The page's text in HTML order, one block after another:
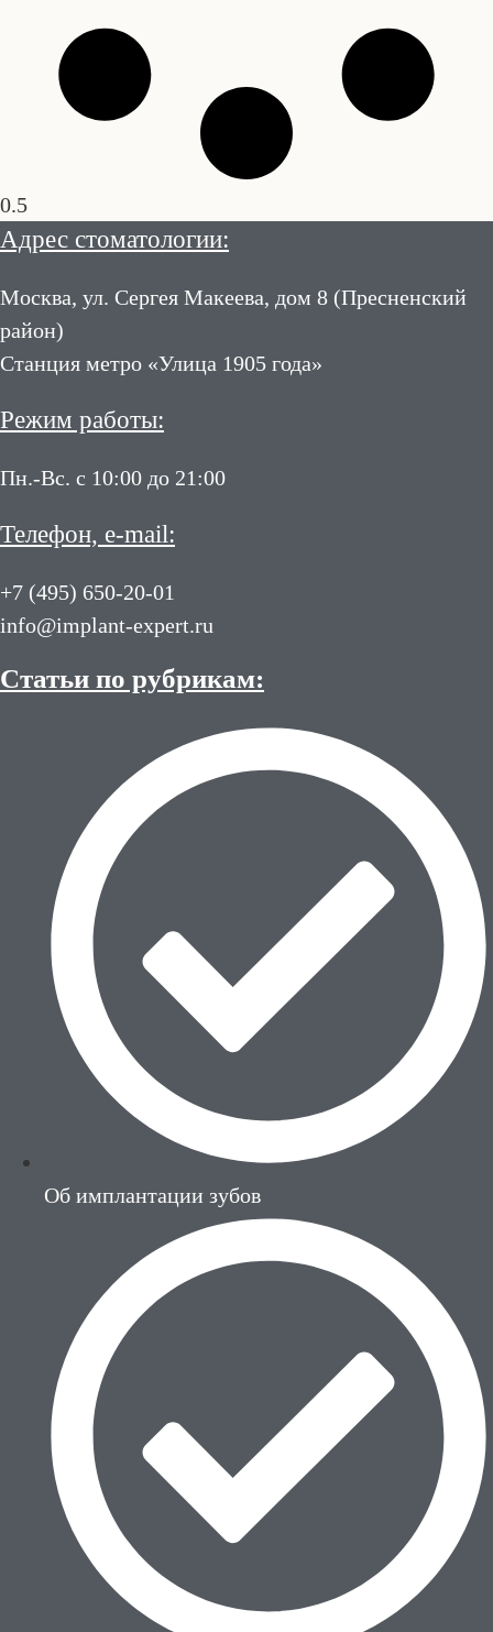
Адрес стоматологии:
Москва, ул. Сергея Макеева, дом 8 (Пресненский
район)
Станция метро «Улица 1905 года»
Режим работы:
Пн.-Вс. с 10:00 до 21:00
Телефон, e-mail:
+7 (495) 650-20-01
info@implant-expert.ru
Статьи по рубрикам:
Об имплантации зубов